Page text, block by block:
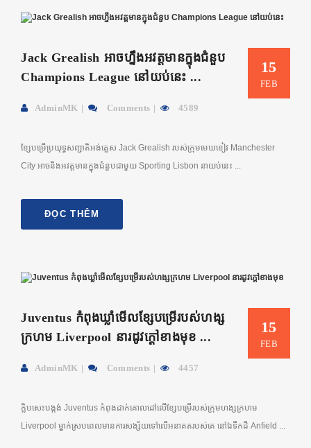
15
FEB
Jack Grealish អាចហ្នឹងអវត្តមានក្នុងជំនួប
Champions League នៅយប់នេះ ...
AdminMK Comments 4589
ខ្សែបម្រើប្រយុទ្ធសញ្ជាតិអង់គ្លេស Jack Grealish របស់ក្រុមមេឃខៀវ Manchester
City អាចនិងអវត្តមានក្នុងជំនួបជាមួយ Sporting Lisbon នាយប់នេះ ...
ĐỌC THÊM
15
FEB
Juventus កំពុងឃ្លាំមើលខ្សែបម្រើរបស់ហង្ស
ក្រហម Liverpool នារដូវក្តៅខាងមុខ ...
AdminMK Comments 4457
ក្លិបសេះបង្កង់ Juventus កំពុងដាក់គោលដៅលើខ្សែបម្រើរបស់ក្រុមហង្សក្រហម
Liverpool ម្នាក់ស្របពេលមានការសង្ស័យទៅលើអនាគតរបស់គេ នៅឯទឹកដី Anfield ...